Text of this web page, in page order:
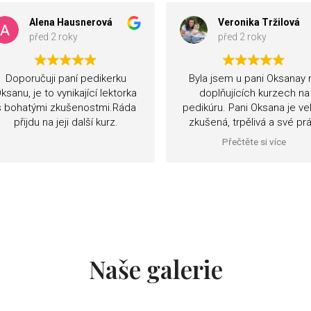
Veronika Tržilová
před 2 roky
Byla jsem u pani Oksanay na
doplňujících kurzech na
Pani Oksana je velice
zkušená, trpělivá a své práci
Petra Šlégrová
před 2 roky
U paní Oksany jsem
kurz na zarostlé nehty
jedním slovem paráda
skvělý přístup,vše krásně
vysvětlené,spousta
Přečtěte si více
Naše galerie